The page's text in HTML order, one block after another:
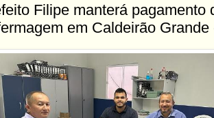
Filipe manterá pagamento
em Caldeirão